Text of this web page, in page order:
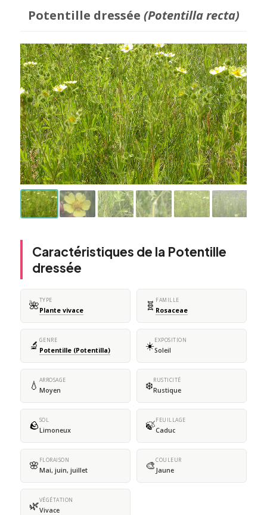
Potentille dressée (Potentilla recta)
Caractéristiques de la Potentille
dressée
🌺TYPE
Plante vivace 🧬 FAMILLE
Rosaceae
🔬 GENRE
Potentille (Potentilla) ☀️EXPOSITION
Soleil
💧 ARROSAGE
Moyen ❄️RUSTICITÉ
Rustique
🪨SOL
Limoneux 🍃FEUILLAGE
Caduc
🌸 FLORAISON
Mai, juin, juillet 🎨COULEUR
Jaune
🌿VÉGÉTATION
Vivace